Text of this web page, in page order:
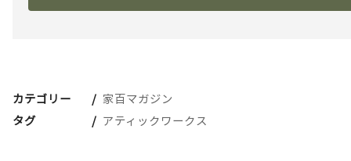
カテゴリー
家百マガジン
タグ
アティックワークス